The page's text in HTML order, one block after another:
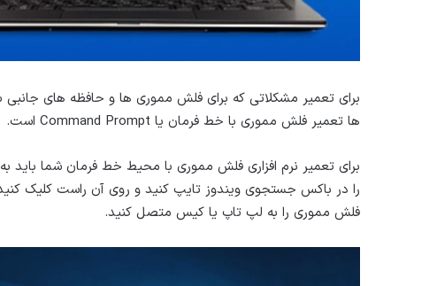
برای تعمیر مشکلاتی که برای فلش مموری ها و حافظه های جانبی
ها تعمیر فلش مموری با خط فرمان یا Command Prompt است.
فلش مموری را به لپ تاپ یا کیس متصل کنید.